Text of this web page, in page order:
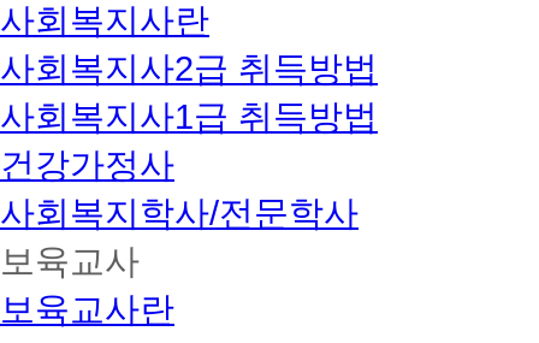
사회복지사란
사회복지사2급 취득방법
사회복지사1급 취득방법
건강가정사
사회복지학사/전문학사
보육교사
보육교사란